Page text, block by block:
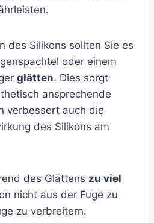
des Silikons sollten Sie es
oder einem
glätten. Dies sorgt
ansprechende
verbessert auch die
des Silikons am
des Glättens zu viel
nicht aus der Fuge zu
zu verbreitern.